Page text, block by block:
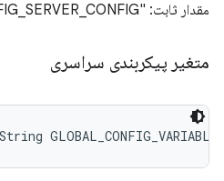
مقدار ثابت: "TF_GLOBAL_CONFIG_SERVER_CONFIG"
متغیر پیکربندی سراسری
GLOBAL_CONFIG_VARIABLE